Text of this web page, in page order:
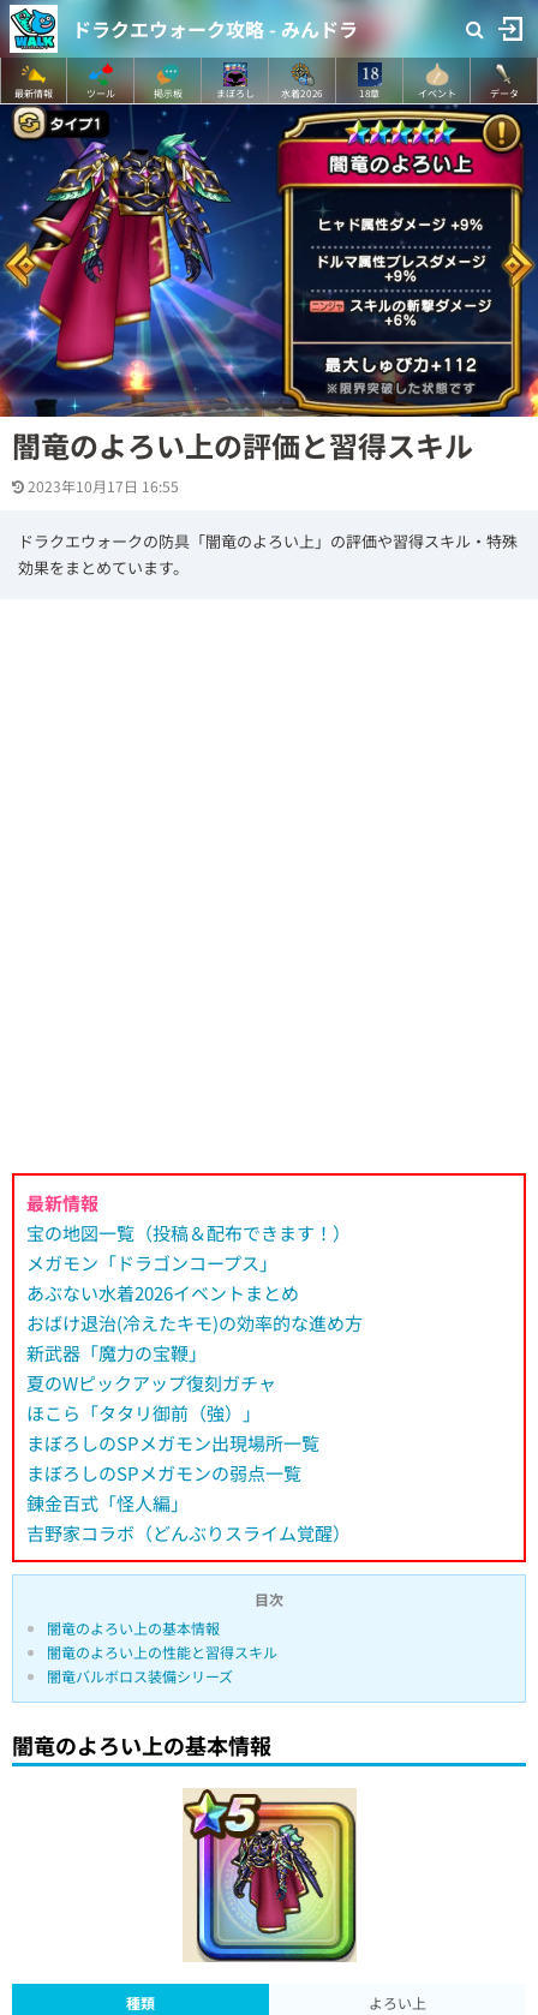
ドラクエウォーク攻略 - みんドラ
最新情報 ツール 掲示板 まぼろし 水着2026 18章 イベント データ
闇竜のよろい上の評価と習得スキル
2023年10月17日 16:55
ドラクエウォークの防具「闇竜のよろい上」の評価や習得スキル・特殊
効果をまとめています。
最新情報
宝の地図一覧（投稿＆配布できます！）
メガモン「ドラゴンコープス」
あぶない水着2026イベントまとめ
おばけ退治(冷えたキモ)の効率的な進め方
新武器「魔力の宝鞭」
夏のWピックアップ復刻ガチャ
ほこら「タタリ御前（強）」
まぼろしのSPメガモン出現場所一覧
まぼろしのSPメガモンの弱点一覧
錬金百式「怪人編」
吉野家コラボ（どんぶりスライム覚醒）
目次
闇竜のよろい上の基本情報
闇竜のよろい上の性能と習得スキル
闇竜バルボロス装備シリーズ
闇竜のよろい上の基本情報
種類
よろい上